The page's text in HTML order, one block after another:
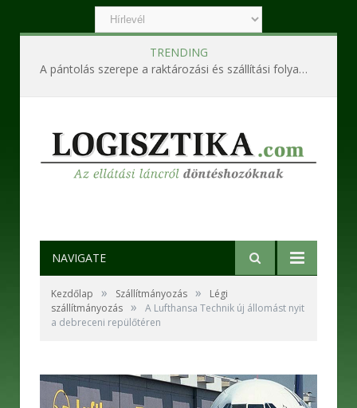
TRENDING
A pántolás szerepe a raktározási és szállítási folyamatokban
NAVIGATE
Kezdőlap » Szállítmányozás »
Légi
szállítmányozás »
A Lufthansa Technik új állomást nyit
a debreceni repülőtéren